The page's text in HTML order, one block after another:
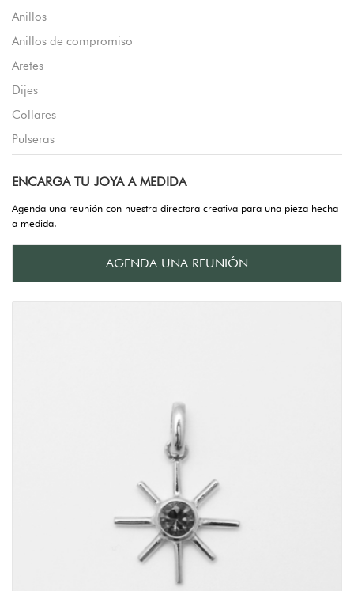
Anillos
Anillos de compromiso
Aretes
Dijes
Collares
Pulseras
ENCARGA TU JOYA A MEDIDA
Agenda una reunión con nuestra directora creativa para una pieza hecha
a medida.
AGENDA UNA REUNIÓN